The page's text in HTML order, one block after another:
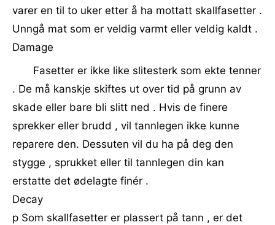
varer en til to uker etter å ha mottatt skallfasetter .
Unngå mat som er veldig varmt eller veldig kaldt .
Damage
Fasetter er ikke like slitesterk som ekte tenner
. De må kanskje skiftes ut over tid på grunn av
skade eller bare bli slitt ned . Hvis de finere
sprekker eller brudd , vil tannlegen ikke kunne
reparere den. Dessuten vil du ha på deg den
stygge , sprukket eller til tannlegen din kan
erstatte det ødelagte finér .
Decay
p Som skallfasetter er plassert på tann , er det